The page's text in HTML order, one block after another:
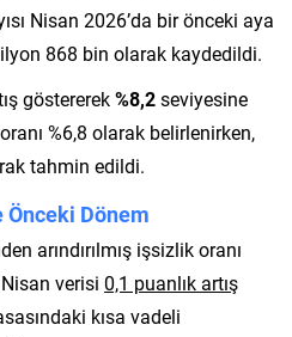
Nisan 2026’da bir önceki aya
868 bin olarak kaydedildi.
göstererek%8,2seviyesine
%6,8 olarak belirlenirken,
tahmin edildi.
Dönem
arındırılmış işsizlik oranı
verisi 0,1 puanlık artış
kısa vadeli